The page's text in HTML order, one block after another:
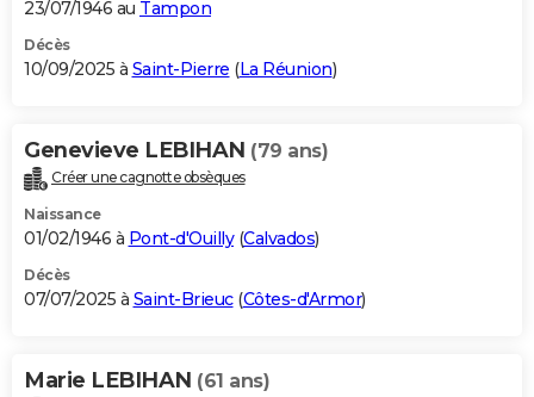
23/07/1946 au Tampon
Décès
10/09/2025 à Saint-Pierre (La Réunion)
Genevieve LEBIHAN (79 ans)
Créer une cagnotte obsèques
Naissance
01/02/1946 à Pont-d'Ouilly(Calvados)
Décès
07/07/2025 à Saint-Brieuc(Côtes-d'Armor)
Marie LEBIHAN (61 ans)